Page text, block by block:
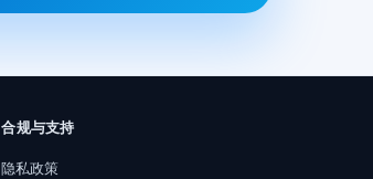
合规与支持
隐私政策